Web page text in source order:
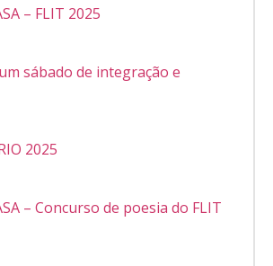
– FLIT 2025
sábado de integração e
2025
– Concurso de poesia do FLIT